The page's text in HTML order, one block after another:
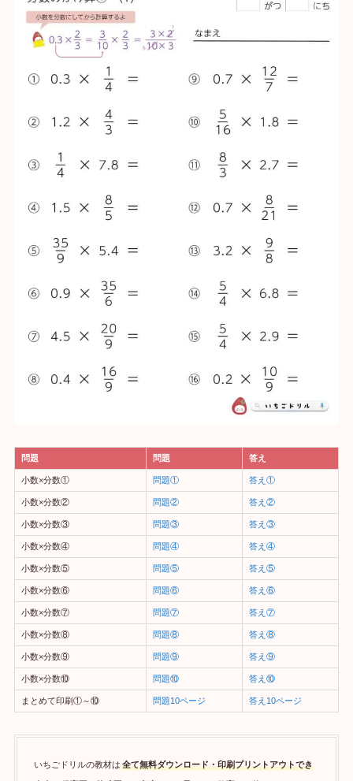
問題 問題 答え
小数×分数① 問題① 答え①
小数×分数② 問題② 答え②
小数×分数③ 問題③ 答え③
小数×分数④ 問題④ 答え④
小数×分数⑤ 問題⑤ 答え⑤
小数×分数⑥ 問題⑥ 答え⑥
小数×分数⑦ 問題⑦ 答え⑦
小数×分数⑧ 問題⑧ 答え⑧
小数×分数⑨ 問題⑨ 答え⑨
小数×分数⑩ 問題⑩ 答え⑩
まとめて印刷①～⑩ 問題10ページ 答え10ページ
いちごドリルの教材は 全て無料ダウンロード・印刷プリントアウトでき